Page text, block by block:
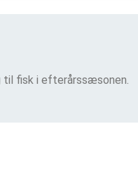
til fisk i efterårssæsonen.